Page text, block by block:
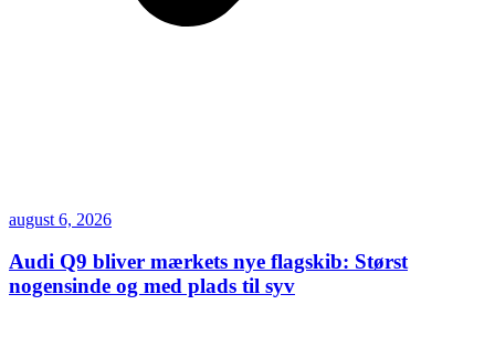
august 6, 2026
Audi Q9 bliver mærkets nye flagskib: Størst
nogensinde og med plads til syv